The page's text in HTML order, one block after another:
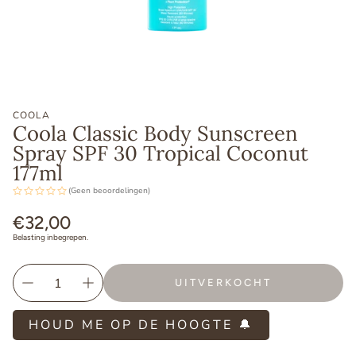
COOLA
Coola Classic Body Sunscreen
Spray SPF 30 Tropical Coconut
177ml
(Geen beoordelingen)
Normale
prijs
€32,00
Belasting inbegrepen.
UITVERKOCHT
HOUD ME OP DE HOOGTE 🔔